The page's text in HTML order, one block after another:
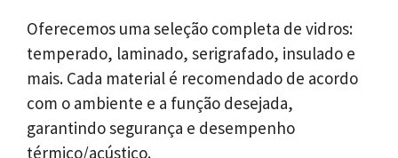
Oferecemos uma seleção completa de vidros:
temperado, laminado, serigrafado, insulado e
mais. Cada material é recomendado de acordo
com o ambiente e a função desejada,
garantindo segurança e desempenho
térmico/acústico.